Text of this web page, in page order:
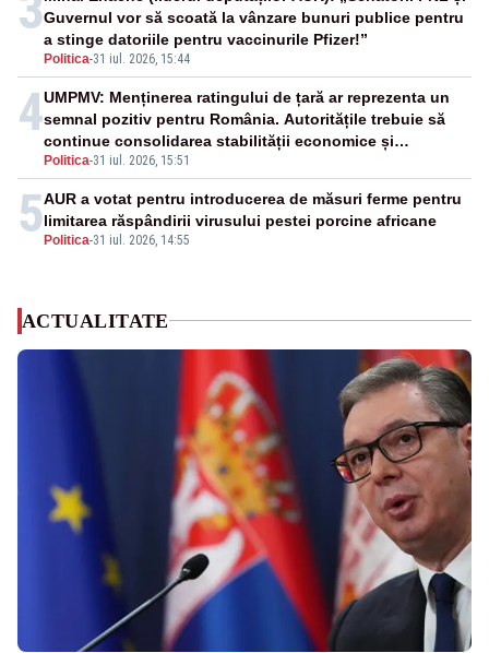
Politica-31 iul. 2026, 15:44
Guvernul vor să scoată la vânzare bunuri publice pentru
a stinge datoriile pentru vaccinurile Pfizer!”
4
Politica-31 iul. 2026, 15:51
UMPMV: Menținerea ratingului de țară ar reprezenta un
semnal pozitiv pentru România. Autoritățile trebuie să
continue consolidarea stabilității economice și
financiare
5Politica-31 iul. 2026, 14:55
AUR a votat pentru introducerea de măsuri ferme pentru
limitarea răspândirii virusului pestei porcine africane
ACTUALITATE